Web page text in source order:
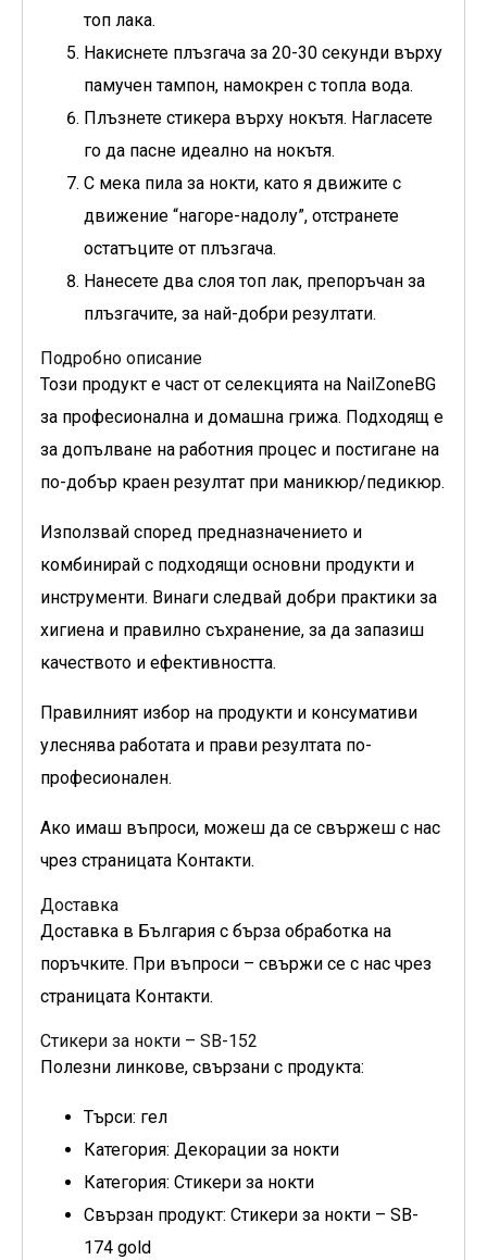
топ лака.
Накиснете плъзгача за 20-30 секунди върху
памучен тампон, намокрен с топла вода.
Плъзнете стикера върху нокътя. Нагласете
го да пасне идеално на нокътя.
С мека пила за нокти, като я движите с
движение “нагоре-надолу”, отстранете
остатъците от плъзгача.
Нанесете два слоя топ лак, препоръчан за
плъзгачите, за най-добри резултати.
Подробно описание
Този продукт е част от селекцията на NailZoneBG
за професионална и домашна грижа. Подходящ е
за допълване на работния процес и постигане на
по-добър краен резултат при маникюр/педикюр.
Използвай според предназначението и
комбинирай с подходящи основни продукти и
инструменти. Винаги следвай добри практики за
хигиена и правилно съхранение, за да запазиш
качеството и ефективността.
Правилният избор на продукти и консумативи
улеснява работата и прави резултата по-
професионален.
Ако имаш въпроси, можеш да се свържеш с нас
чрез страницата Контакти.
Доставка
Доставка в България с бърза обработка на
поръчките. При въпроси – свържи се с нас чрез
страницата Контакти.
Стикери за нокти – SB-152
Полезни линкове, свързани с продукта:
Търси: гел
Категория: Декорации за нокти
Категория: Стикери за нокти
Свързан продукт: Стикери за нокти – SB-
174 gold